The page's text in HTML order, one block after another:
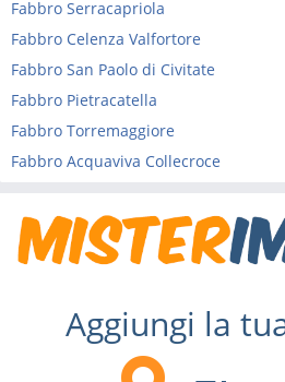
Fabbro Serracapriola
Fabbro Celenza Valfortore
Fabbro San Paolo di Civitate
Fabbro Pietracatella
Fabbro Torremaggiore
Fabbro Acquaviva Collecroce
Aggiungi la